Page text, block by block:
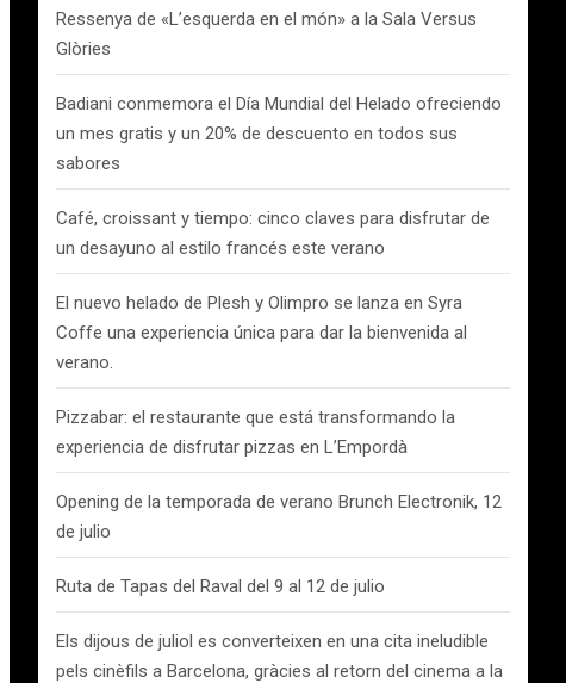
Ressenya de «L’esquerda en el món» a la Sala Versus
Glòries
Badiani conmemora el Día Mundial del Helado ofreciendo
un mes gratis y un 20% de descuento en todos sus
sabores
Café, croissant y tiempo: cinco claves para disfrutar de
un desayuno al estilo francés este verano
El nuevo helado de Plesh y Olimpro se lanza en Syra
Coffe una experiencia única para dar la bienvenida al
verano.
Pizzabar: el restaurante que está transformando la
experiencia de disfrutar pizzas en L’Empordà
Opening de la temporada de verano Brunch Electronik, 12
de julio
Ruta de Tapas del Raval del 9 al 12 de julio
Els dijous de juliol es converteixen en una cita ineludible
pels cinèfils a Barcelona, gràcies al retorn del cinema a la